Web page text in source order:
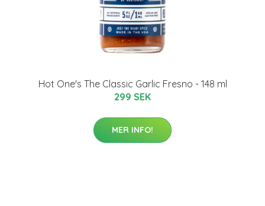
Hot One's The Classic Garlic Fresno - 148 ml
299 SEK
MER INFO!